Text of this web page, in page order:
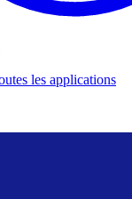
les applications